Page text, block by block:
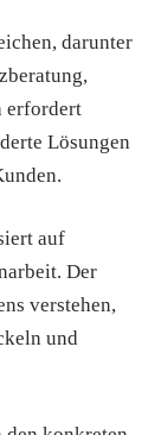
darunter
erfordert
Lösungen
auf
Der
verstehen,
und